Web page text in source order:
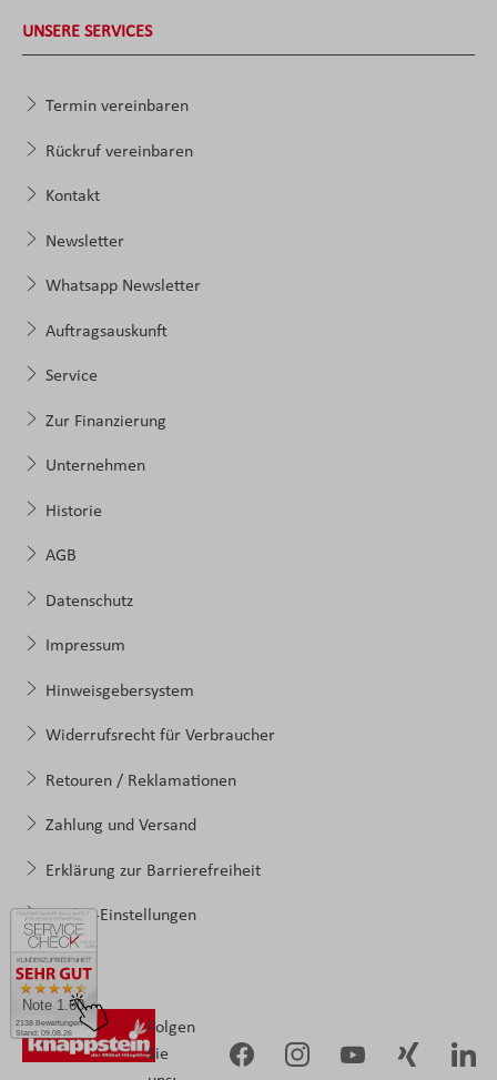
2138 Bewertungen
Stand: 09.08.26
Note 1.60
UNSERE SERVICES
Termin vereinbaren
Rückruf vereinbaren
Kontakt
Newsletter
Whatsapp Newsletter
Auftragsauskunft
Service
Zur Finanzierung
Unternehmen
Historie
AGB
Datenschutz
Impressum
Hinweisgebersystem
Widerrufsrecht für Verbraucher
Retouren / Reklamationen
Zahlung und Versand
Erklärung zur Barrierefreiheit
Cookie-Einstellungen
Folgen
Sie